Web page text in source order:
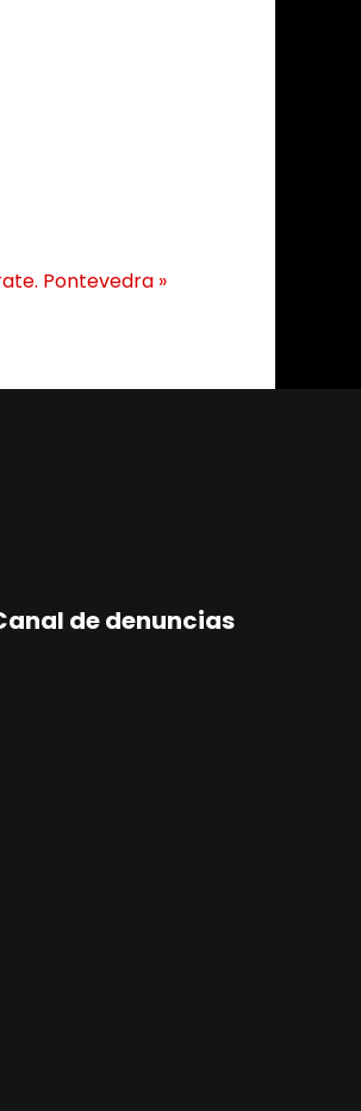
Pontevedra »
de denuncias